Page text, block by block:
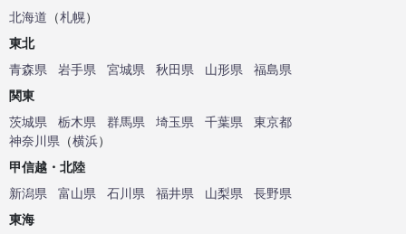
北海道 （札幌）
東北
青森県
岩手県 宮城県 秋田県 山形県
福島県
関東
茨城県
栃木県 群馬県 埼玉県 千葉県
東京都
神奈川県 （横浜）
甲信越・北陸
新潟県
富山県 石川県 福井県 山梨県
長野県
東海